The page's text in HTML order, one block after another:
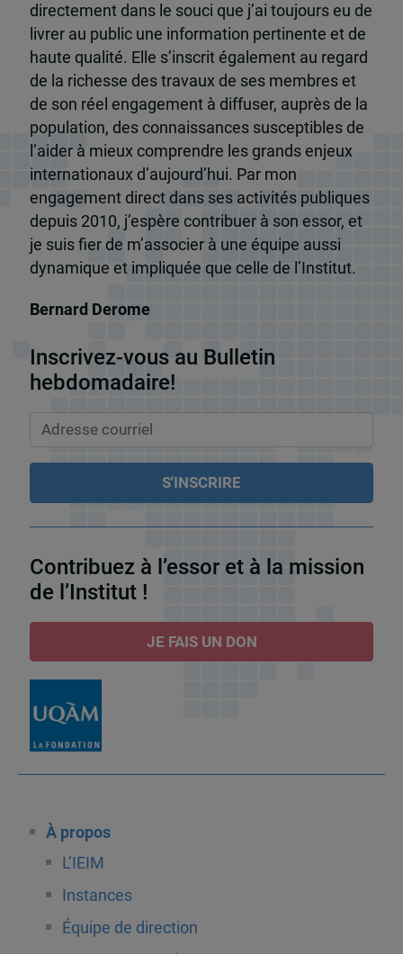
directement dans le souci que j’ai toujours eu de
livrer au public une information pertinente et de
haute qualité. Elle s’inscrit également au regard
de la richesse des travaux de ses membres et
de son réel engagement à diffuser, auprès de la
population, des connaissances susceptibles de
l’aider à mieux comprendre les grands enjeux
internationaux d’aujourd’hui. Par mon
engagement direct dans ses activités publiques
depuis 2010, j’espère contribuer à son essor, et
je suis fier de m’associer à une équipe aussi
dynamique et impliquée que celle de l’Institut.
Bernard Derome
Inscrivez-vous au Bulletin
hebdomadaire!
Contribuez à l’essor et à la mission
de l’Institut !
JE FAIS UN DON
À propos
L’IEIM
Instances
Équipe de direction